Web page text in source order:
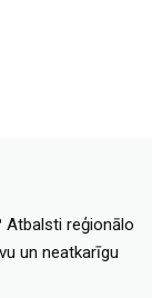
Atbalsti reģionālo
un neatkarīgu